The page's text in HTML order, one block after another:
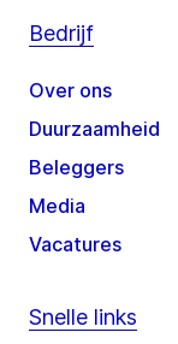
Bedrijf
Over ons
Duurzaamheid
Beleggers
Media
Vacatures
Snelle links